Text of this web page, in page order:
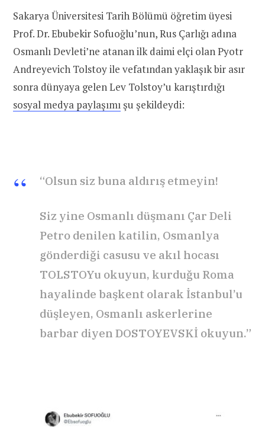
Sakarya Üniversitesi Tarih Bölümü öğretim üyesi
Prof. Dr. Ebubekir Sofuoğlu’nun, Rus Çarlığı adına
Osmanlı Devleti’ne atanan ilk daimi elçi olan Pyotr
Andreyevich Tolstoy ile vefatından yaklaşık bir asır
sonra dünyaya gelen Lev Tolstoy’u karıştırdığı
sosyal medya paylaşımışu şekildeydi:
“Olsun siz buna aldırış etmeyin!
Siz yine Osmanlı düşmanı Çar Deli
Petro denilen katilin, Osmanlya
gönderdiği casusu ve akıl hocası
TOLSTOYu okuyun, kurduğu Roma
hayalinde başkent olarak İstanbul’u
düşleyen, Osmanlı askerlerine
barbar diyen DOSTOYEVSKİ okuyun.”